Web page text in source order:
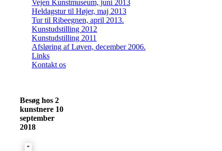
Vejen Kunstmuseum, juni 2013
Heldagstur til Højer, maj 2013
Tur til Ribeegnen, april 2013.
Kunstudstilling 2012
Kunstudstilling 2011
Afsløring af Løven, december 2006.
Links
Kontakt os
Besøg hos 2
kunstnere 10
september
2018